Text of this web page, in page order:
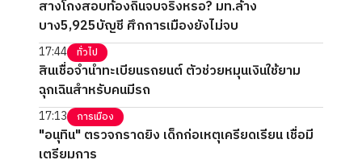
สางโกงสอบท้องถิ่นจบจริงหรอ? มท.ล้าง
บาง5,925บัญชี ศึกการเมืองยังไม่จบ
17:44 ทั่วไป
สินเชื่อจำนำทะเบียนรถยนต์ ตัวช่วยหมุนเงินใช้ยาม
ฉุกเฉินสำหรับคนมีรถ
17:13 การเมือง
"อนุทิน" ตรวจกราดยิง เด็กก่อเหตุเครียดเรียน เชื่อมี
เตรียมการ